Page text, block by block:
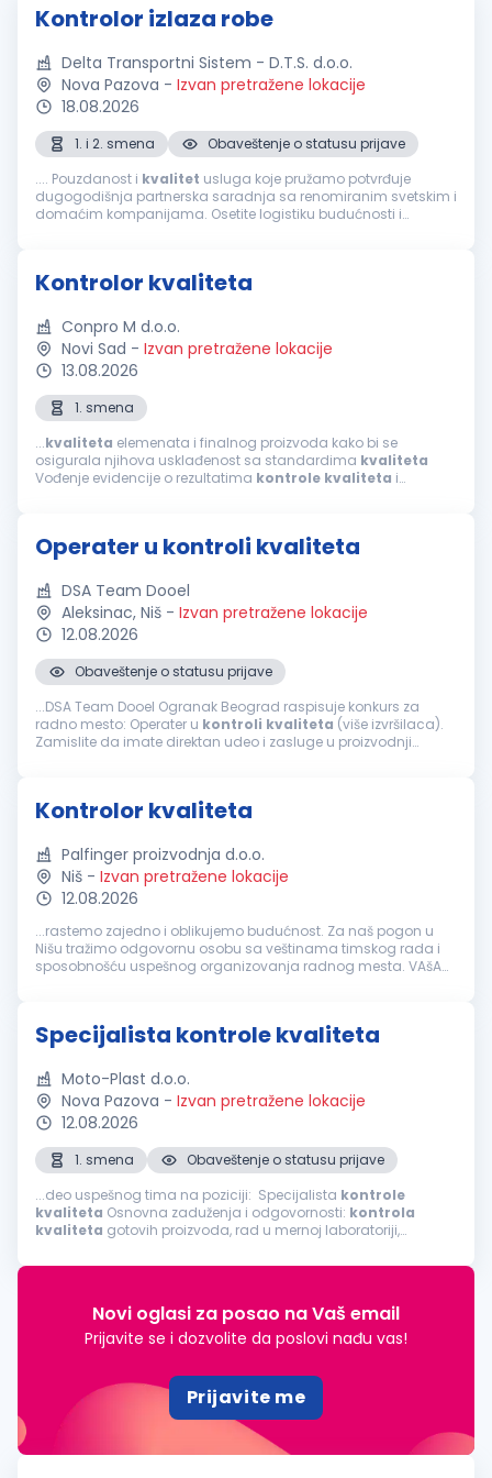
Kontrolor izlaza robe
Delta Transportni Sistem - D.T.S. d.o.o.
Nova Pazova - Izvan pretražene lokacije
18.08.2026
1. i 2. smena
Obaveštenje o statusu prijave
.... Pouzdanost i kvalitet usluga koje pružamo potvrđuje
dugogodišnja partnerska saradnja sa renomiranim svetskim i
domaćim kompanijama. Osetite logistiku budućnosti i
Kontrolor kvaliteta
Conpro M d.o.o.
Novi Sad - Izvan pretražene lokacije
13.08.2026
1. smena
...kvaliteta elemenata i finalnog proizvoda kako bi se
osigurala njihova usklađenost sa standardima kvaliteta
Vođenje evidencije o rezultatima kontrole kvaliteta i
Operater u kontroli kvaliteta
DSA Team Dooel
Aleksinac, Niš - Izvan pretražene lokacije
12.08.2026
Obaveštenje o statusu prijave
...DSA Team Dooel Ogranak Beograd raspisuje konkurs za
radno mesto: Operater u kontroli kvaliteta (više izvršilaca).
Zamislite da imate direktan udeo i zasluge u proizvodnji
Kontrolor kvaliteta
Palfinger proizvodnja d.o.o.
Niš - Izvan pretražene lokacije
12.08.2026
...rastemo zajedno i oblikujemo budućnost. Za naš pogon u
Nišu tražimo odgovornu osobu sa veštinama timskog rada i
sposobnošću uspešnog organizovanja radnog mesta. VAšA
Specijalista kontrole kvaliteta
Moto-Plast d.o.o.
Nova Pazova - Izvan pretražene lokacije
12.08.2026
1. smena
Obaveštenje o statusu prijave
...deo uspešnog tima na poziciji: Specijalista kontrole
kvaliteta Osnovna zaduženja i odgovornosti: kontrola
kvaliteta gotovih proizvoda, rad u mernoj laboratoriji,
vizuelnakontrola...
Novi oglasi za posao na Vaš email
Prijavite se i dozvolite da poslovi nađu vas!
Prijavite me